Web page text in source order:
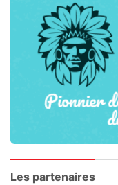
Les partenaires